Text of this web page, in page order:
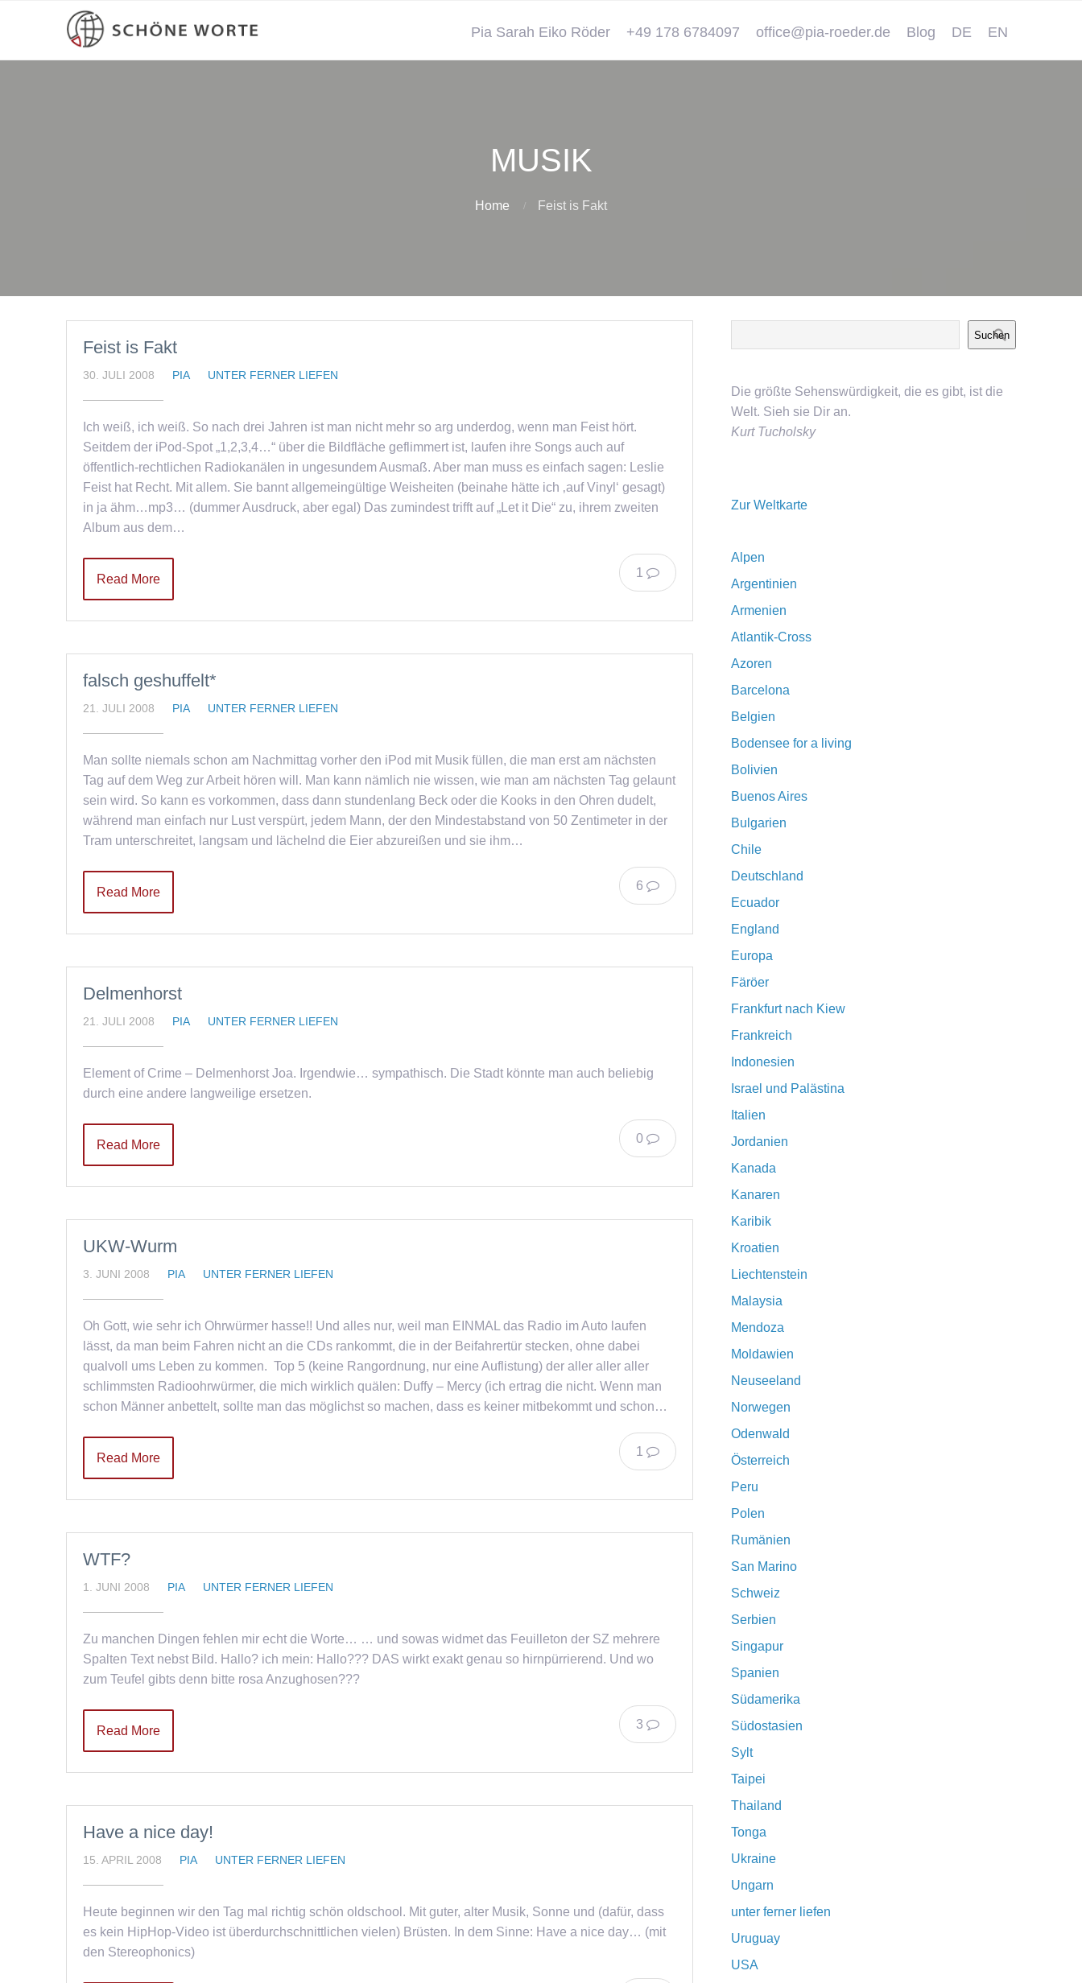
Pia Sarah Eiko Röder +49 178 6784097 office@pia-roeder.de Blog DE EN
MUSIK
Home Feist is Fakt
Feist is Fakt
30. JULI 2008 PIA UNTER FERNER LIEFEN
Ich weiß, ich weiß. So nach drei Jahren ist man nicht mehr so arg underdog, wenn man Feist hört.
Seitdem der iPod-Spot „1,2,3,4…“ über die Bildfläche geflimmert ist, laufen ihre Songs auch auf
öffentlich-rechtlichen Radiokanälen in ungesundem Ausmaß. Aber man muss es einfach sagen: Leslie
Feist hat Recht. Mit allem. Sie bannt allgemeingültige Weisheiten (beinahe hätte ich ‚auf Vinyl‘ gesagt)
in ja ähm…mp3… (dummer Ausdruck, aber egal) Das zumindest trifft auf „Let it Die“ zu, ihrem zweiten
Album aus dem…
1
Read More
falsch geshuffelt*
21. JULI 2008 PIA UNTER FERNER LIEFEN
Man sollte niemals schon am Nachmittag vorher den iPod mit Musik füllen, die man erst am nächsten
Tag auf dem Weg zur Arbeit hören will. Man kann nämlich nie wissen, wie man am nächsten Tag gelaunt
sein wird. So kann es vorkommen, dass dann stundenlang Beck oder die Kooks in den Ohren dudelt,
während man einfach nur Lust verspürt, jedem Mann, der den Mindestabstand von 50 Zentimeter in der
Tram unterschreitet, langsam und lächelnd die Eier abzureißen und sie ihm…
6
Read More
Delmenhorst
21. JULI 2008 PIA UNTER FERNER LIEFEN
Element of Crime – Delmenhorst Joa. Irgendwie… sympathisch. Die Stadt könnte man auch beliebig
durch eine andere langweilige ersetzen.
0
Read More
UKW-Wurm
3. JUNI 2008 PIA UNTER FERNER LIEFEN
Oh Gott, wie sehr ich Ohrwürmer hasse!! Und alles nur, weil man EINMAL das Radio im Auto laufen
lässt, da man beim Fahren nicht an die CDs rankommt, die in der Beifahrertür stecken, ohne dabei
qualvoll ums Leben zu kommen. Top 5 (keine Rangordnung, nur eine Auflistung) der aller aller aller
schlimmsten Radioohrwürmer, die mich wirklich quälen: Duffy – Mercy (ich ertrag die nicht. Wenn man
schon Männer anbettelt, sollte man das möglichst so machen, dass es keiner mitbekommt und schon…
1
Read More
WTF?
1. JUNI 2008 PIA UNTER FERNER LIEFEN
Zu manchen Dingen fehlen mir echt die Worte… … und sowas widmet das Feuilleton der SZ mehrere
Spalten Text nebst Bild. Hallo? ich mein: Hallo??? DAS wirkt exakt genau so hirnpürrierend. Und wo
zum Teufel gibts denn bitte rosa Anzughosen???
3
Read More
Have a nice day!
15. APRIL 2008 PIA UNTER FERNER LIEFEN
Heute beginnen wir den Tag mal richtig schön oldschool. Mit guter, alter Musik, Sonne und (dafür, dass
es kein HipHop-Video ist überdurchschnittlichen vielen) Brüsten. In dem Sinne: Have a nice day… (mit
den Stereophonics)
Suchen
Die größte Sehenswürdigkeit, die es gibt, ist die
Welt. Sieh sie Dir an.
Kurt Tucholsky
Zur Weltkarte
Alpen
Argentinien
Armenien
Atlantik-Cross
Azoren
Barcelona
Belgien
Bodensee for a living
Bolivien
Buenos Aires
Bulgarien
Chile
Deutschland
Ecuador
England
Europa
Färöer
Frankfurt nach Kiew
Frankreich
Indonesien
Israel und Palästina
Italien
Jordanien
Kanada
Kanaren
Karibik
Kroatien
Liechtenstein
Malaysia
Mendoza
Moldawien
Neuseeland
Norwegen
Odenwald
Österreich
Peru
Polen
Rumänien
San Marino
Schweiz
Serbien
Singapur
Spanien
Südamerika
Südostasien
Sylt
Taipei
Thailand
Tonga
Ukraine
Ungarn
unter ferner liefen
Uruguay
USA